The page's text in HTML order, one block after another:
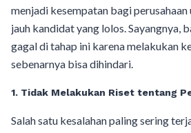
menjadi kesempatan bagi
jauh kandidat yang lolos. Sayangnya,
gagal di tahap ini karena melakukan
sebenarnya bisa dihindari.
1. Tidak Melakukan Riset tentang
Salah satu kesalahan paling sering